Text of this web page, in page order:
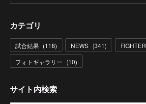
カテゴリ
試合結果 (118) NEWS (341) FIGHTER
フォトギャラリー (10)
サイト内検索